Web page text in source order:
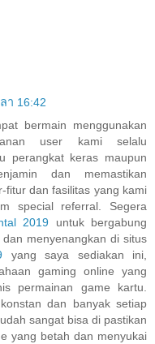
า 16:42
bermain menggunakan
user kami selalu
perangkat keras maupun
dan memastikan
fitur dan fasilitas yang kami
special referral. Segera
2019 untuk bergabung
menyenangkan di situs
yang saya sediakan ini,
gaming online yang
permainan game kartu.
dan banyak setiap
sangat bisa di pastikan
yang betah dan menyukai